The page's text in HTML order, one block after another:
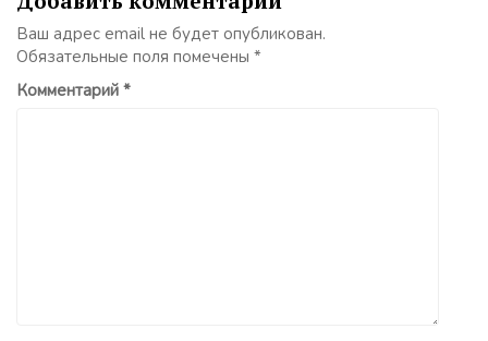
Ваш адрес email не будет опубликован.
Обязательные поля помечены *
Комментарий *